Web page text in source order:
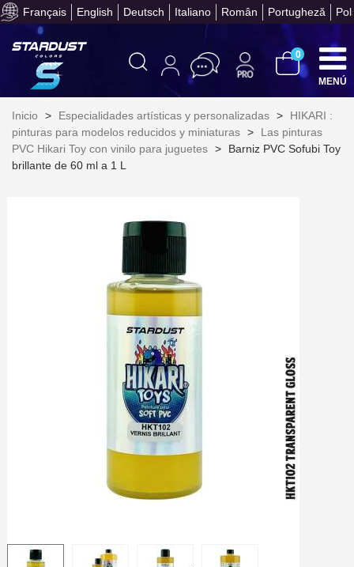
Français English Deutsch Italiano Român Portugheză
Paga en 4 plazos sin
Devuelve los
5 € de descuento
Cupón de 10 € por
Suscríbete al
Entrega en un
Paga en 4 plazos sin
Obtenga su presupuesto
0
MENÚ
Inicio > Especialidades artísticas y personalizadas >
HIKARI :
pinturas para modelos reducidos y miniaturas >
Las pinturas
PVC Hikari Toy con vinilo para juguetes >
Barniz PVC Sofubi Toy
brillante de 60 ml a 1 L